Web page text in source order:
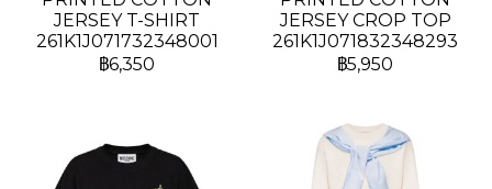
JERSEY T-SHIRT
261K1J071732348001
฿6,350
JERSEY CROP TOP
261K1J071832348293
฿5,950